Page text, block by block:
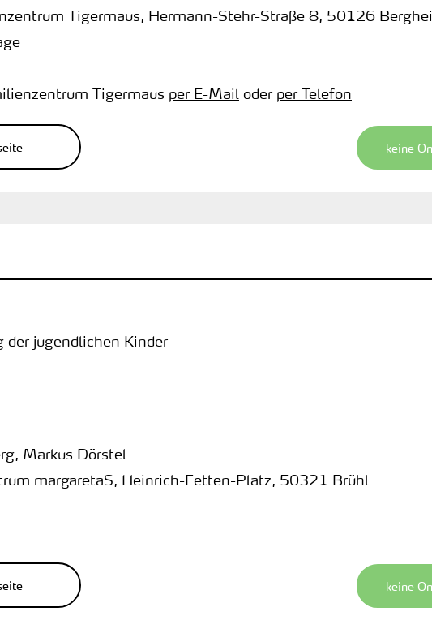
Tigermaus, Hermann-Stehr-Straße 8, 50126
Tigermaus per E-Mail oder per Telefon
keine
der jugendlichen Kinder
Markus Dörstel
margaretaS, Heinrich-Fetten-Platz, 50321 Brühl
keine